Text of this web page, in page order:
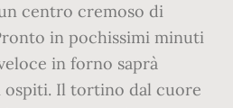
centro cremoso di
in pochissimi minuti
in forno saprà
Il tortino dal cuore